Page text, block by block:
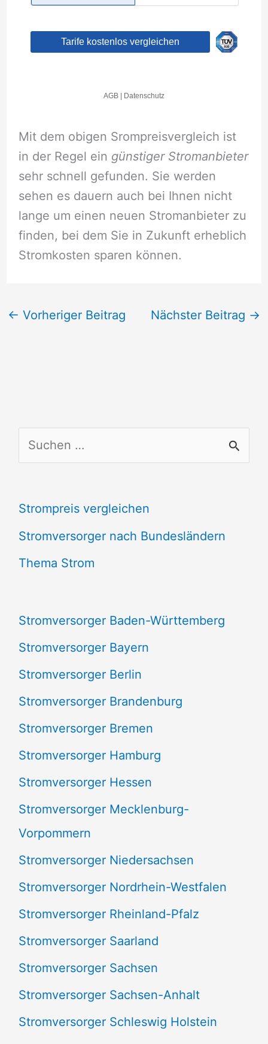
Mit dem obigen Srompreisvergleich ist
in der Regel ein günstiger Stromanbieter
sehr schnell gefunden. Sie werden
sehen es dauern auch bei Ihnen nicht
lange um einen neuen Stromanbieter zu
finden, bei dem Sie in Zukunft erheblich
Stromkosten sparen können.
← Vorheriger Beitrag Nächster Beitrag →
u
h
e
n
h
:
Strompreis vergleichen
Stromversorger nach Bundesländern
Thema Strom
Stromversorger Baden-Württemberg
Stromversorger Bayern
Stromversorger Berlin
Stromversorger Brandenburg
Stromversorger Bremen
Stromversorger Hamburg
Stromversorger Hessen
Stromversorger Mecklenburg-
Vorpommern
Stromversorger Niedersachsen
Stromversorger Nordrhein-Westfalen
Stromversorger Rheinland-Pfalz
Stromversorger Saarland
Stromversorger Sachsen
Stromversorger Sachsen-Anhalt
Stromversorger Schleswig Holstein